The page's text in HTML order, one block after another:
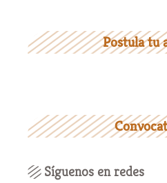
Postula tu
Síguenos en redes